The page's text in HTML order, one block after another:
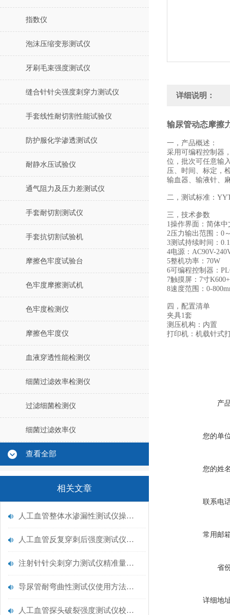
指数仪
泡沫压缩变形测试仪
牙刷毛束强度测试仪
缝合针针尖强度刺穿力测试仪
手套线性耐切割性能试验仪
防护服化学渗透测试仪
耐静水压试验仪
通气阻力及压力差测试仪
手套耐切割测试仪
手套抗切割试验机
摩擦色牢度试验台
色牢度摩擦测试机
色牢度检测仪
摩擦色牢度仪
血液穿透性能检测仪
细菌过滤效率检测仪
过滤细菌检测仪
细菌过滤效率仪
查看全部
相关文章
人工血管整体水渗漏性测试仪操作中最容易出错的步骤
人工血管反复穿刺后强度测试仪是什么？透析患者的“生命管“质量靠它把关！
注射针针尖刺穿力测试仪精准量化针尖锋利度，构筑临床安全防线
导尿管耐弯曲性测试仪使用方法与操作规范
人工血管探头破裂强度测试仪校准规范：精准赋能医疗安全的技术基准
详细说明：
输尿管动态摩擦
一， 产品概述：
采用可编程控制器
位，批次可任意输
压、时间、标定 ，
输血器、输液针、
二， 测试标准 ：
三， 技术参数
1操作界面：简体中
2压力输出范围 ： 0
3测试持续时间：
4电源： AC90V-
5整机功率： 70W
6可编程控制器：
7触摸屏： 7寸
8速度范围 ： 0-
四，配置清单
夹具1套
测压机构：内置
打印机：机载针式
产
您的单
您的姓
联系电
常用邮
省
详细地